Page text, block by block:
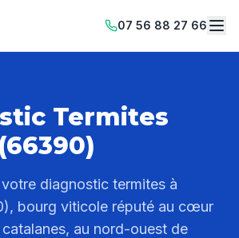
07 56 88 27 66
Termites
diagnostic termites à
bourg viticole réputé au cœur
au nord-ouest de